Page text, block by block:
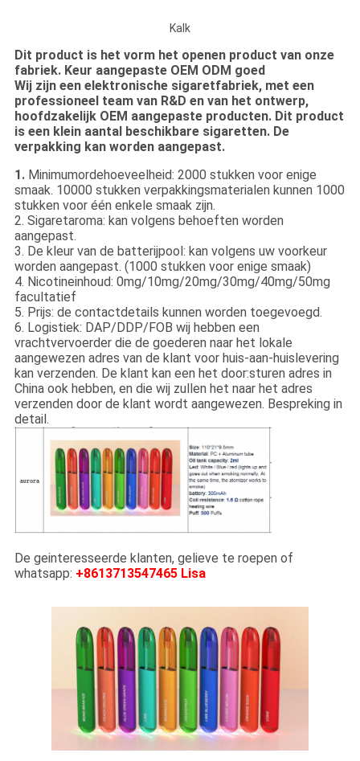
Kalk
Dit product is het vorm het openen product van onze
fabriek. Keur aangepaste OEM ODM goed
Wij zijn een elektronische sigaretfabriek, met een
professioneel team van R&D en van het ontwerp,
hoofdzakelijk OEM aangepaste producten. Dit product
is een klein aantal beschikbare sigaretten. De
verpakking kan worden aangepast.
1. Minimumordehoeveelheid: 2000 stukken voor enige
smaak. 10000 stukken verpakkingsmaterialen kunnen 1000
stukken voor één enkele smaak zijn.
2. Sigaretaroma: kan volgens behoeften worden
aangepast.
3. De kleur van de batterijpool: kan volgens uw voorkeur
worden aangepast. (1000 stukken voor enige smaak)
4. Nicotineinhoud: 0mg/10mg/20mg/30mg/40mg/50mg
facultatief
5. Prijs: de contactdetails kunnen worden toegevoegd.
6. Logistiek: DAP/DDP/FOB wij hebben een
vrachtvervoerder die de goederen naar het lokale
aangewezen adres van de klant voor huis-aan-huislevering
kan verzenden. De klant kan een het door:sturen adres in
China ook hebben, en die wij zullen het naar het adres
verzenden door de klant wordt aangewezen. Bespreking in
detail.
De geinteresseerde klanten, gelieve te roepen of
whatsapp: +8613713547465 Lisa